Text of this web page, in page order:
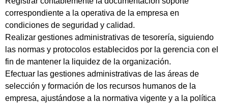
correspondiente a la operativa de la empresa en
condiciones de seguridad y calidad.
Realizar gestiones administrativas de tesorería, siguiendo
las normas y protocolos establecidos por la gerencia con el
fin de mantener la liquidez de la organización.
Efectuar las gestiones administrativas de las áreas de
selección y formación de los recursos humanos de la
empresa, ajustándose a la normativa vigente y a la política